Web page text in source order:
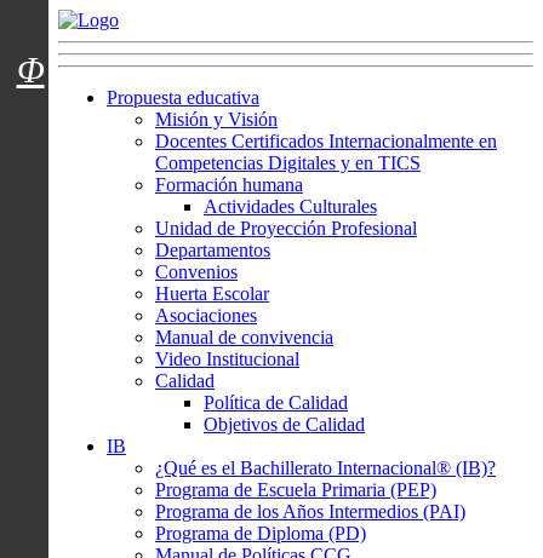
Menú usuarios
Propuesta educativa
Misión y Visión
Docentes Certificados Internacionalmente en
Competencias Digitales y en TICS
Formación humana
Actividades Culturales
Unidad de Proyección Profesional
Departamentos
Convenios
Huerta Escolar
Asociaciones
Manual de convivencia
Video Institucional
Calidad
Política de Calidad
Objetivos de Calidad
IB
¿Qué es el Bachillerato Internacional® (IB)?
Programa de Escuela Primaria (PEP)
Programa de los Años Intermedios (PAI)
Programa de Diploma (PD)
Φ